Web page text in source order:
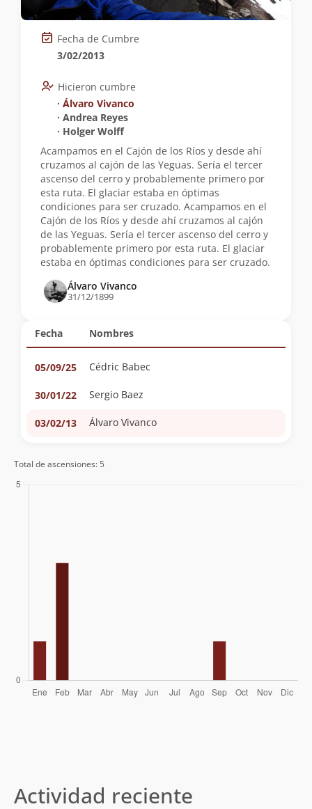
Fecha Nombres
05/09/25 Cédric Babec
30/01/22 Sergio Baez
03/02/13 Álvaro Vivanco
Fecha de Cumbre
3/02/2013
Hicieron cumbre
∙ Álvaro Vivanco
∙ Andrea Reyes
∙ Holger Wolff
Acampamos en el Cajón de los Ríos y desde ahí
cruzamos al cajón de las Yeguas. Sería el tercer
ascenso del cerro y probablemente primero por
esta ruta. El glaciar estaba en óptimas
condiciones para ser cruzado. Acampamos en el
Cajón de los Ríos y desde ahí cruzamos al cajón
de las Yeguas. Sería el tercer ascenso del cerro y
probablemente primero por esta ruta. El glaciar
estaba en óptimas condiciones para ser cruzado.
Álvaro Vivanco
31/12/1899
Total de ascensiones: 5
Actividad reciente